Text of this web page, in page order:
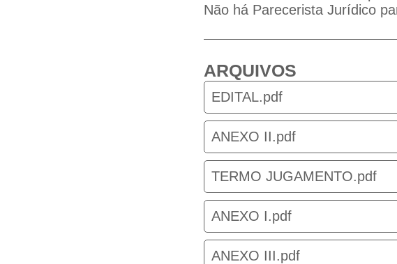
Não há Parecerista Jurídico
ARQUIVOS
EDITAL.pdf
ANEXO II.pdf
TERMO JUGAMENTO.pdf
ANEXO I.pdf
ANEXO III.pdf